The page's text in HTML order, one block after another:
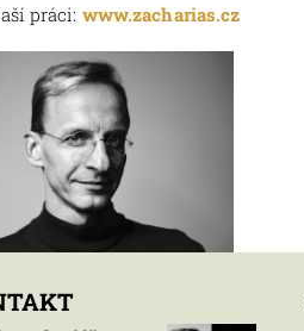
práci: www.zacharias.cz